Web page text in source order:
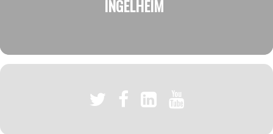
INGELHEIM